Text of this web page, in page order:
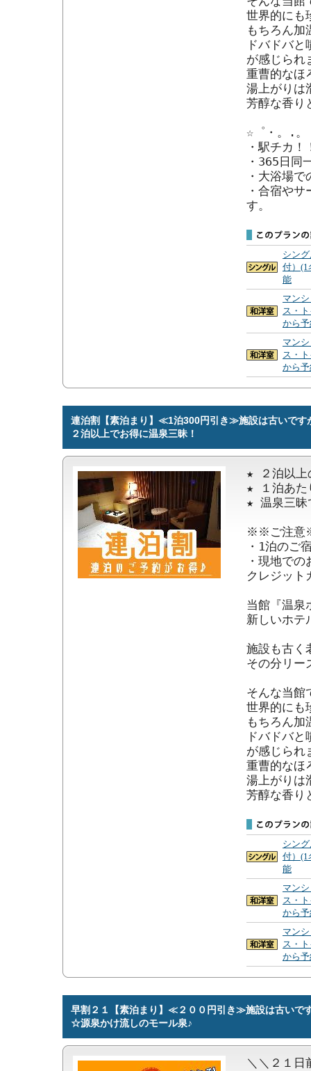
世界的にも
もちろん加
ドバドバ
が感じられ
重曹的なほ
湯上がりは
芳醇な香り
☆゜・。.。
・駅チカ
・365日同
・大浴場
・合宿や
す。
シン
付）(1
能
マン
ス・
から
マン
ス・
から
連泊割【素泊まり】≪1泊300円引き≫施設は古いで
２泊以上でお得に温泉三昧！
★ ２泊以上
★ １泊あた
★ 温泉三昧
※※ご注
・1泊のご
・現地で
クレジット
当館『温泉
新しいホテ
施設も古く
その分リー
そんな当館
世界的にも
もちろん加
ドバドバ
が感じられ
重曹的なほ
湯上がりは
芳醇な香り
シン
付）(1
能
マン
ス・
から
マン
ス・
から
早割２１【素泊まり】≪２００円引き≫施設は古いで
☆源泉かけ流しのモール泉♪
＼＼２１日